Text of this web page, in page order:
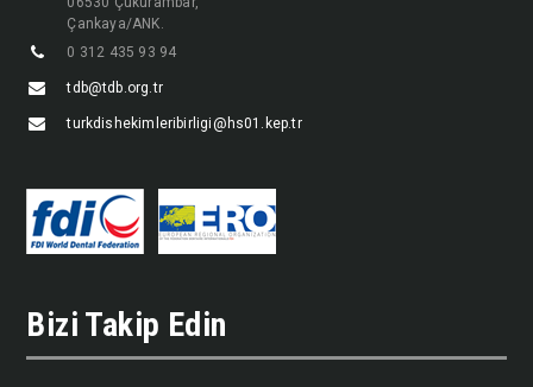
Çankaya/ANK.
0 312 435 93 94
tdb@tdb.org.tr
turkdishekimleribirligi@hs01.kep.tr
Bizi Takip Edin